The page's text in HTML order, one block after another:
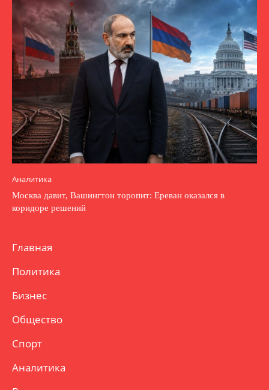
Аналитика
Москва давит, Вашингтон торопит: Ереван оказался в
коридоре решений
Главная
Политика
Бизнес
Общество
Спорт
Аналитика